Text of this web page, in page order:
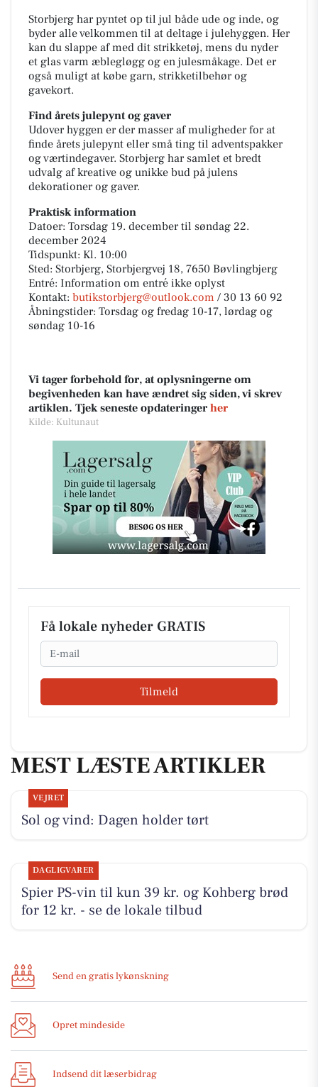
Storbjerg har pyntet op til jul både ude og inde, og
byder alle velkommen til at deltage i julehyggen. Her
kan du slappe af med dit strikketøj, mens du nyder
et glas varm æblegløgg og en julesmåkage. Det er
også muligt at købe garn, strikketilbehør og
gavekort.
Find årets julepynt og gaver
Udover hyggen er der masser af muligheder for at
finde årets julepynt eller små ting til adventspakker
og værtindegaver. Storbjerg har samlet et bredt
udvalg af kreative og unikke bud på julens
dekorationer og gaver.
Praktisk information
Datoer: Torsdag 19. december til søndag 22.
december 2024
Tidspunkt: Kl. 10:00
Sted: Storbjerg, Storbjergvej 18, 7650 Bøvlingbjerg
Entré: Information om entré ikke oplyst
Kontakt: butikstorbjerg@outlook.com / 30 13 60 92
Åbningstider: Torsdag og fredag 10-17, lørdag og
søndag 10-16
Vi tager forbehold for, at oplysningerne om
begivenheden kan have ændret sig siden, vi skrev
artiklen. Tjek seneste opdateringer her
Kilde: Kultunaut
Få lokale nyheder GRATIS
Email
Tilmeld
MEST LÆSTE ARTIKLER
VEJRET
Sol og vind: Dagen holder tørt
DAGLIGVARER
Spier PS-vin til kun 39 kr. og Kohberg brød
for 12 kr. - se de lokale tilbud
Send en gratis lykønskning
Opret mindeside
Indsend dit læserbidrag